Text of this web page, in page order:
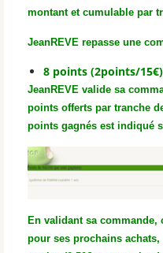
montant et cumulable par
JeanREVE repasse une
8 points (2points/15€)
JeanREVE valide sa
points offerts par tranche
points gagnés est indiqué
En validant sa
pour ses prochains